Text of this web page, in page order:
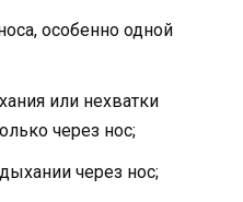
особенно одной
или нехватки
через нос;
через нос;